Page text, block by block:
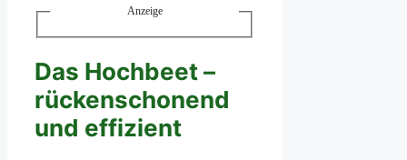
Anzeige
Das Hochbeet –
rückenschonend
und effizient